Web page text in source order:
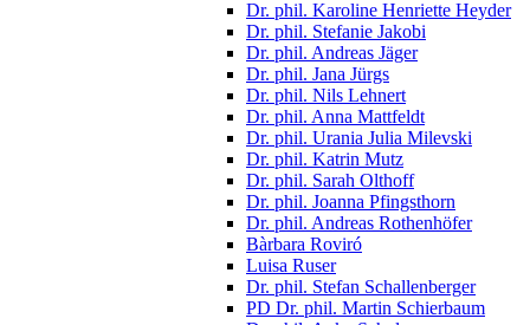
Dr. phil. Karoline Henriette Heyder
Dr. phil. Stefanie Jakobi
Dr. phil. Andreas Jäger
Dr. phil. Jana Jürgs
Dr. phil. Nils Lehnert
Dr. phil. Anna Mattfeldt
Dr. phil. Urania Julia Milevski
Dr. phil. Katrin Mutz
Dr. phil. Sarah Olthoff
Dr. phil. Joanna Pfingsthorn
Dr. phil. Andreas Rothenhöfer
Bàrbara Roviró
Luisa Ruser
Dr. phil. Stefan Schallenberger
PD Dr. phil. Martin Schierbaum